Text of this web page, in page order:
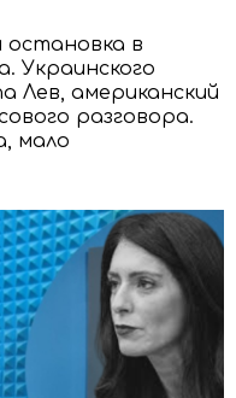
остановка в
Украинского
Лев, американский
разговора.
мало